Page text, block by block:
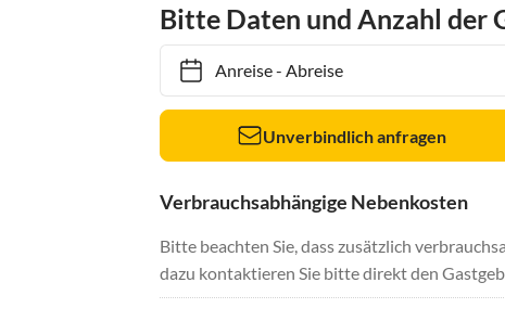
Bitte Daten und Anzahl der
Anreise- Abreise
Unverbindlich anfragen
Verbrauchsabhängige Nebenkosten
Bitte beachten Sie, dass zusätzlich
dazu kontaktieren Sie bitte direkt den